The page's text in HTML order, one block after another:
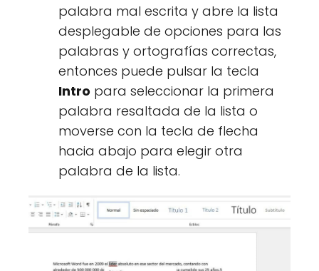
palabra mal escrita y abre la lista
desplegable de opciones para las
palabras y ortografías correctas,
entonces puede pulsar la tecla
Intro para seleccionar la primera
palabra resaltada de la lista o
moverse con la tecla de flecha
hacia abajo para elegir otra
palabra de la lista.